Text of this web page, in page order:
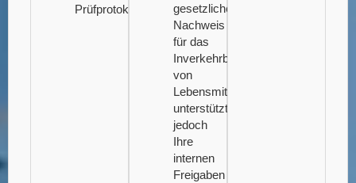
Prüfprotokoll.
gesetzlicher
Nachweis
für das
Inverkehrbringen
von
Lebensmitteln,
unterstützt
jedoch
Ihre
internen
Freigaben